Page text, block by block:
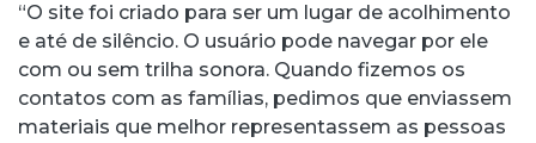
“O site foi criado para ser um lugar de acolhimento
e até de silêncio. O usuário pode navegar por ele
com ou sem trilha sonora. Quando fizemos os
contatos com as famílias, pedimos que enviassem
materiais que melhor representassem as pessoas